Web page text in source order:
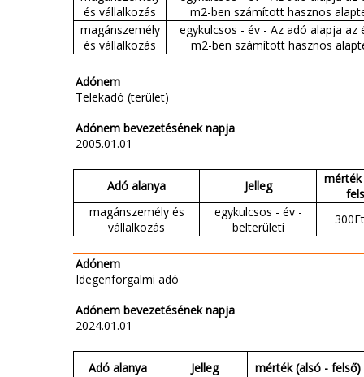
és vállalkozás
m2-ben számított hasznos
magánszemély
és vállalkozás
egykulcsos - év - Az adó alapja az
m2-ben számított hasznos
Adónem
Telekadó (terület)
Adónem bevezetésének napja
2005.01.01
Adó alanya Jelleg
mérték
magánszemély és
vállalkozás
egykulcsos - év -
belterületi
Adónem
Idegenforgalmi adó
Adónem bevezetésének napja
2024.01.01
Adó alanya Jelleg mérték (alsó - felső)